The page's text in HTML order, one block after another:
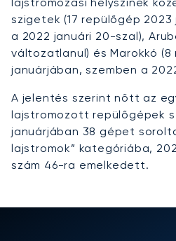
szigetek (17 repülőgép
a 2022 januári 20-szal),
változatlanul) és Marokkó (8
januárjában, szemben a
A jelentés szerint nőtt az
lajstromozott repülőgépek
januárjában 38 gépet
lajstromok” kategóriába,
szám 46-ra emelkedett.